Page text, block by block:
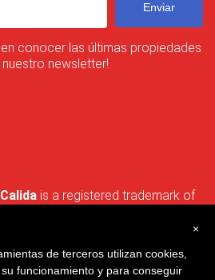
Enviar
conocer las últimas propiedades
newsletter!
is a registered trademark of
Bella Luz 07-05, 30389 La
×
de terceros utilizan cookies,
funcionamiento y para conseguir